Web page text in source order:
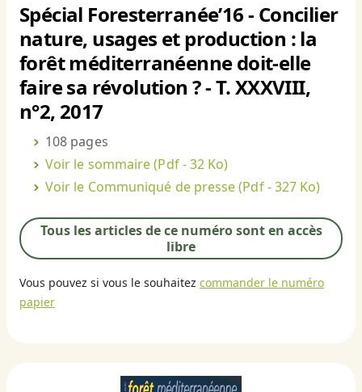
Spécial Foresterranée’16 - Concilier
nature, usages et production : la
forêt méditerranéenne doit-elle
faire sa révolution ? - T. XXXVIII,
n°2, 2017
108 pages
Voir le sommaire(Pdf - 32 Ko)
Voir le Communiqué de presse(Pdf - 327 Ko)
Tous les articles de ce numéro sont en accès
libre
Vous pouvez si vous le souhaitez commander le numéro
papier